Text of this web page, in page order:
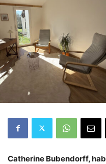
Catherine Bubendorff,